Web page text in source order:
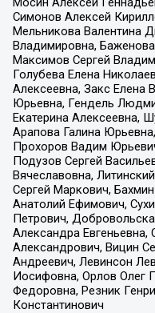
Симонов Алексей
Мельникова Валентина
Владимировна,
Максимов Сергей
Голубева Елена
Алексеевна, Закс Елена
Юрьевна, Гендель
Екатерина Алексеевна,
Арапова Галина
Прохоров Вадим
Подузов Сергей
Вячеславовна,
Сергей Маркович,
Анатолий Ефимович,
Петрович,
Александра
Александрович, Вицин
Андреевич, Левинсон
Иосифовна, Орлов Олег
Федоровна, Резник
Константинович